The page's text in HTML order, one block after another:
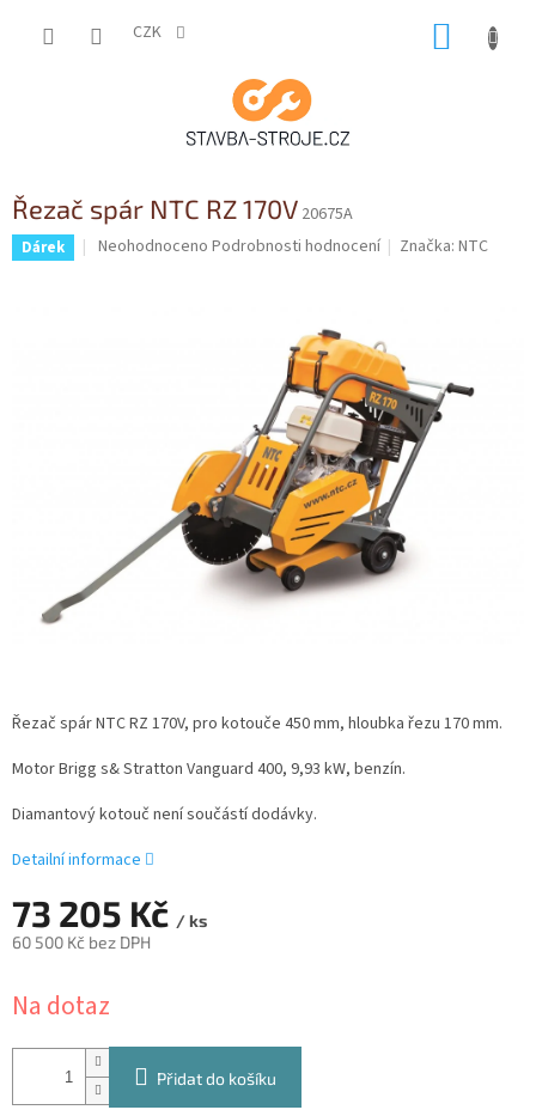
CZK
Řezač spár NTC RZ 170V 20675A
Dárek
Průměrné
Neohodnoceno Podrobnosti hodnocení Značka:NTC
73 205 Kč / ks
60 500 Kč bez DPH
cena:
Na dotaz
Přidat do košíku
Řezač spár NTC RZ 170V, pro kotouče 450 mm, hloubka řezu 170 mm.
Motor Brigg s& Stratton Vanguard 400, 9,93 kW, benzín.
Diamantový kotouč není součástí dodávky.
Detailní informace